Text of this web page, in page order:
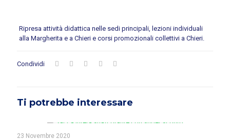
Ripresa attività didattica nelle sedi principali, lezioni individuali
alla Margherita e a Chieri e corsi promozionali collettivi a Chieri.
Condividi
Ti potrebbe interessare
23 Novembre 2020